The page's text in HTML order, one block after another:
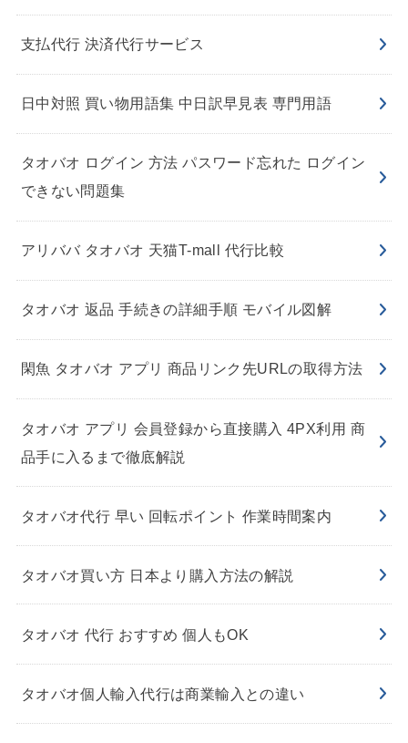
支払代行 決済代行サービス
日中対照 買い物用語集 中日訳早見表 専門用語
タオバオ ログイン 方法 パスワード忘れた ログイン
できない問題集
アリババ タオバオ 天猫T-mall 代行比較
タオバオ 返品 手続きの詳細手順 モバイル図解
閑魚 タオバオ アプリ 商品リンク先URLの取得方法
タオバオ アプリ 会員登録から直接購入 4PX利用 商
品手に入るまで徹底解説
タオバオ代行 早い 回転ポイント 作業時間案内
タオバオ買い方 日本より購入方法の解説
タオバオ 代行 おすすめ 個人もOK
タオバオ個人輸入代行は商業輸入との違い